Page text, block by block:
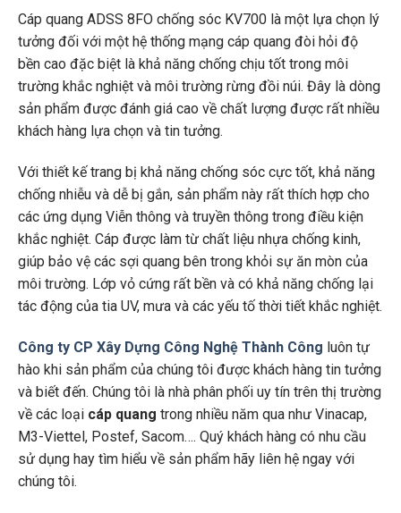
Cáp quang ADSS 8FO chống sóc KV700 là một lựa chọn lý
tưởng đối với một hệ thống mạng cáp quang đòi hỏi độ
bền cao đặc biệt là khả năng chống chịu tốt trong môi
trường khắc nghiệt và môi trường rừng đồi núi. Đây là dòng
sản phẩm được đánh giá cao về chất lượng được rất nhiều
khách hàng lựa chọn và tin tưởng.
Với thiết kế trang bị khả năng chống sóc cực tốt, khả năng
chống nhiễu và dễ bị gắn, sản phẩm này rất thích hợp cho
các ứng dụng Viễn thông và truyền thông trong điều kiện
khắc nghiệt. Cáp được làm từ chất liệu nhựa chống kinh,
giúp bảo vệ các sợi quang bên trong khỏi sự ăn mòn của
môi trường. Lớp vỏ cứng rất bền và có khả năng chống lại
tác động của tia UV, mưa và các yếu tố thời tiết khắc nghiệt.
Công ty CP Xây Dựng Công Nghệ Thành Công luôn tự
hào khi sản phẩm của chúng tôi được khách hàng tin tưởng
và biết đến. Chúng tôi là nhà phân phối uy tín trên thị trường
về các loại cáp quang trong nhiều năm qua như Vinacap,
M3-Viettel, Postef, Sacom…. Quý khách hàng có nhu cầu
sử dụng hay tìm hiểu về sản phẩm hãy liên hệ ngay với
chúng tôi.